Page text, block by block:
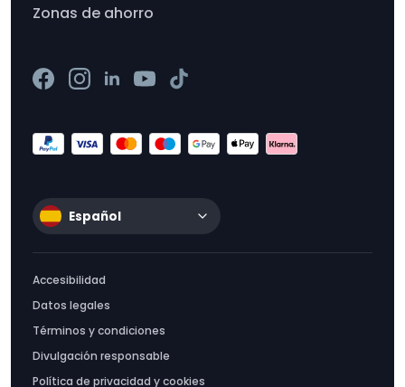
Zonas de ahorro
Español
Accesibilidad
Datos legales
Términos y condiciones
Divulgación responsable
Política de privacidad y cookies